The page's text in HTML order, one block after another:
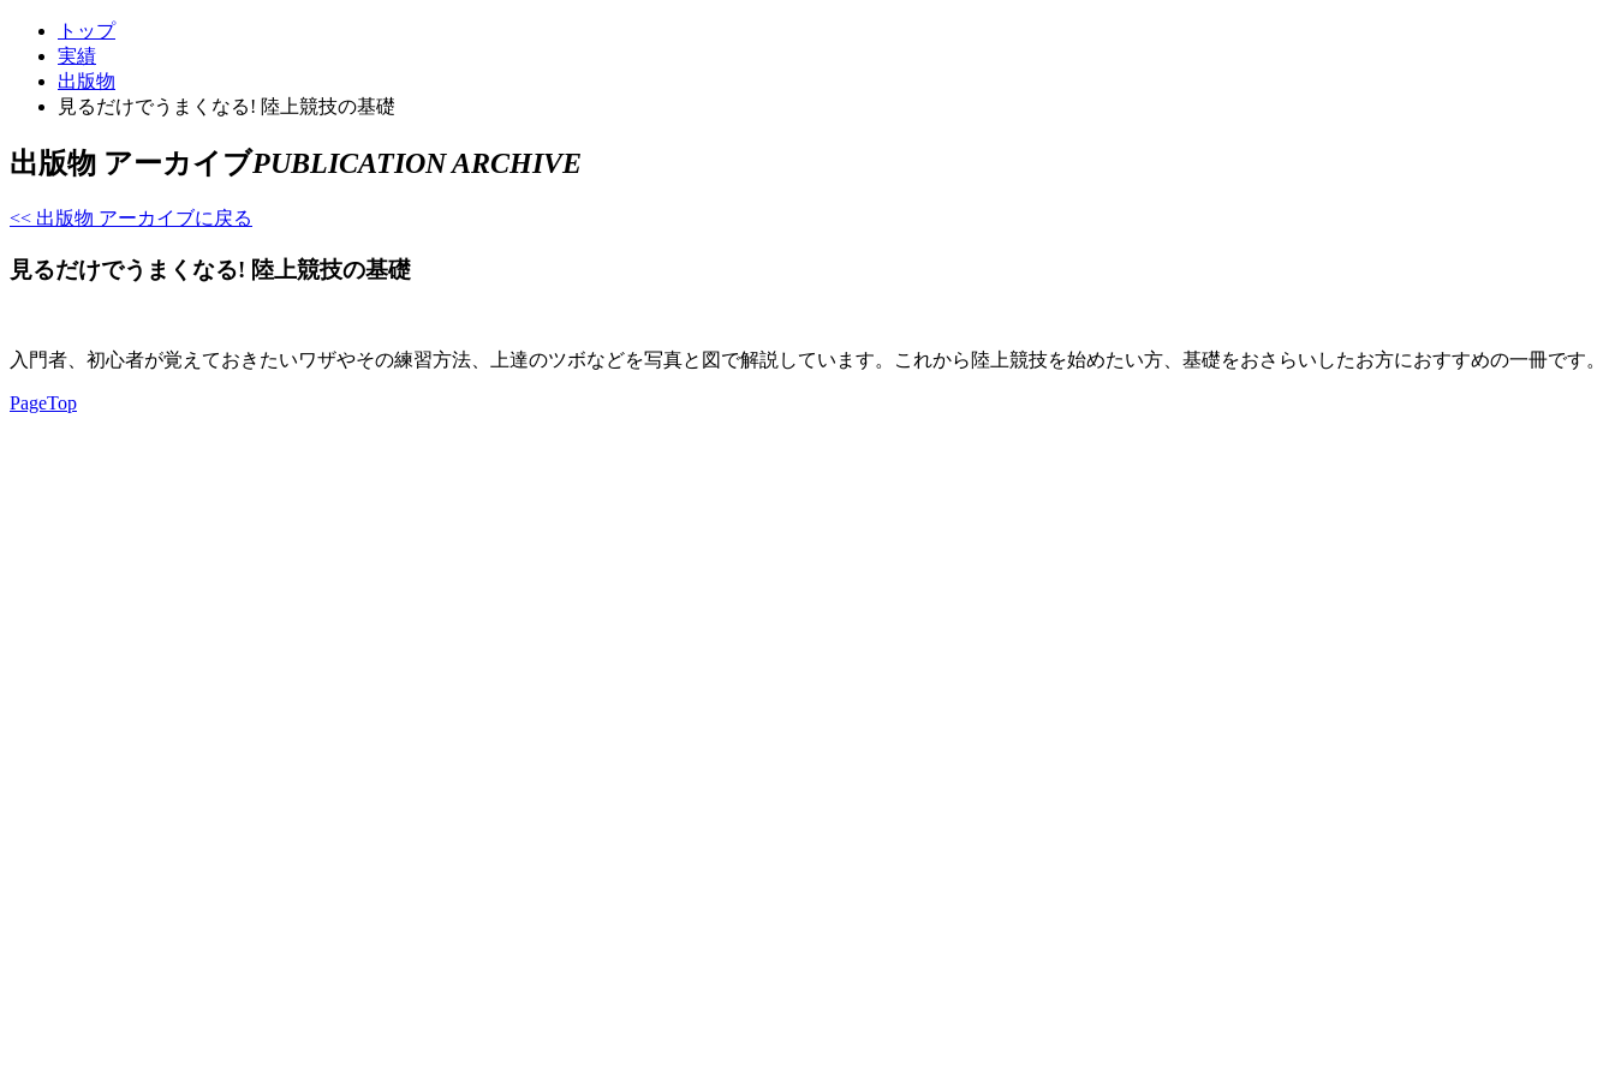
トップ
実績
出版物
見るだけでうまくなる! 陸上競技の基礎
出版物 アーカイブPUBLICATION ARCHIVE
<< 出版物 アーカイブに戻る
見るだけでうまくなる! 陸上競技の基礎
入門者、初心者が覚えておきたいワザやその練習方法、上達のツボなどを写真と図で解説しています。これから陸上競技を始めたい方、基礎をおさらいしたお方におすすめの一冊です。
PageTop